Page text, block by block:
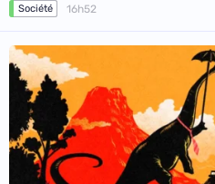
Société 16h52